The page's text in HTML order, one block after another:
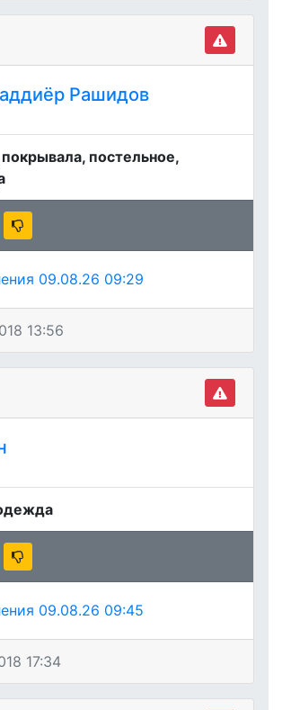
Рашидов
постельное,
09.08.26 09:29
13:56
09.08.26 09:45
17:34